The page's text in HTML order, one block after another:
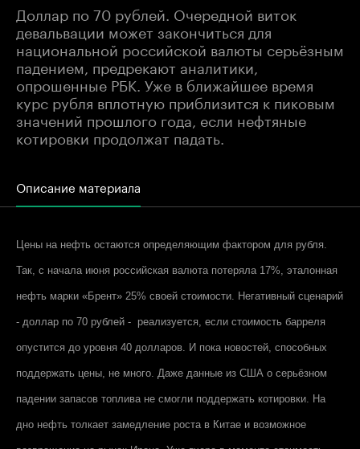
Доллар по 70 рублей. Очередной виток
девальвации может закончиться для
национальной российской валюты серьёзным
падением, предрекают аналитики,
опрошенные РБК. Уже в ближайшее время
курс рубля вплотную приблизится к пиковым
значений прошлого года, если нефтяные
котировки продолжат падать.
Описание материала
Цены на нефть остаются определяющим фактором для рубля.
Так, с начала июня российская валюта потеряла 17%, эталонная
нефть марки «Брент» 25% своей стоимости. Негативный сценарий
- доллар по 70 рублей - реализуется, если стоимость барреля
опустится до уровня 40 долларов. И пока новостей, способных
поддержать цены, не много. Даже данные из США о серьёзном
падении запасов топлива не смогли поддержать котировки. На
дно нефть толкает замедление роста в Китае и возможное